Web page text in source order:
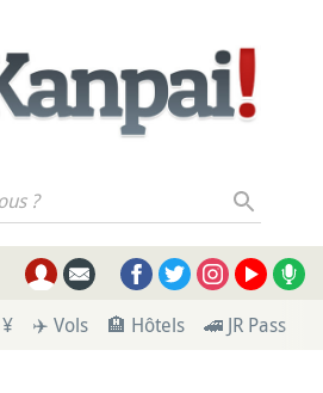
?
✈️ Vols 🏨 Hôtels 🚄 JR Pass